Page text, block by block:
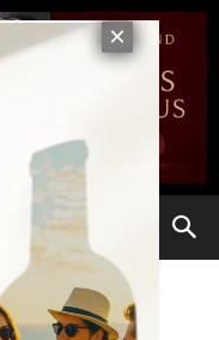
Ultima oră